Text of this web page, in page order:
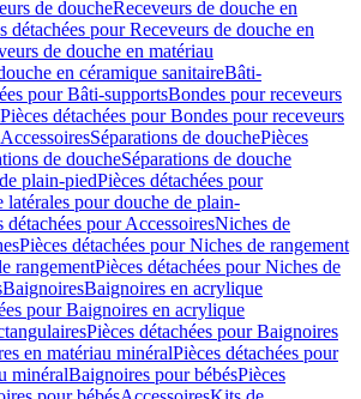
de doucheReceveurs de douche en
détachées pour Receveurs de douche en
de douche en matériau
en céramique sanitaireBâti-
pour Bâti-supportsBondes pour receveurs
Pièces détachées pour Bondes pour receveurs
AccessoiresSéparations de douchePièces
de doucheSéparations de douche
plain-piedPièces détachées pour
latérales pour douche de plain-
détachées pour AccessoiresNiches de
Pièces détachées pour Niches de rangement
rangementPièces détachées pour Niches de
BaignoiresBaignoires en acrylique
pour Baignoires en acrylique
Pièces détachées pour Baignoires
en matériau minéralPièces détachées pour
minéralBaignoires pour bébésPièces